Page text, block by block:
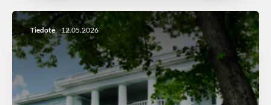
Tiedote 12.05.2026